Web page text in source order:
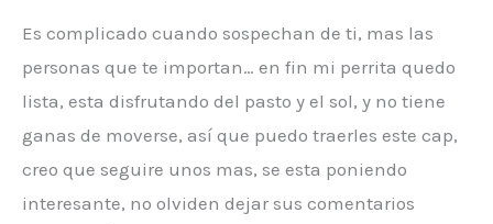
Es complicado cuando sospechan de ti, mas las
personas que te importan… en fin mi perrita quedo
lista, esta disfrutando del pasto y el sol, y no tiene
ganas de moverse, así que puedo traerles este cap,
creo que seguire unos mas, se esta poniendo
interesante, no olviden dejar sus comentarios